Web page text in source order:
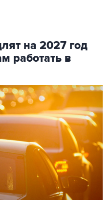
на 2027 год
работать в